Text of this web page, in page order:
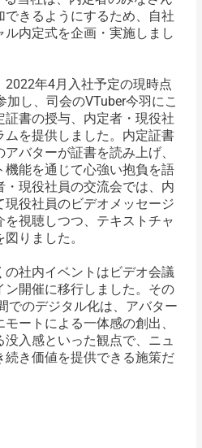
きるようにするため、自社
内定式を企画・実施しまし
年4月入社予定の現時点
加し、司会のVTuber今羽にこ
証書の授与、内定者・現役社
ムを提供しました。内定証書
バターが証書を読み上げ、
機能を通じて心強い抱負を語
・現役社員の交流会では、内
役社員のビデオメッセージ
視聴しつつ、テキストチャ
りました。
の社内イベントはビデオ会議
ン開催に移行しました。その
でのデジタル化は、アバター
ートによる一体感の創出、
入感といった観点で、ニュ
続き価値を提供できる施策だ